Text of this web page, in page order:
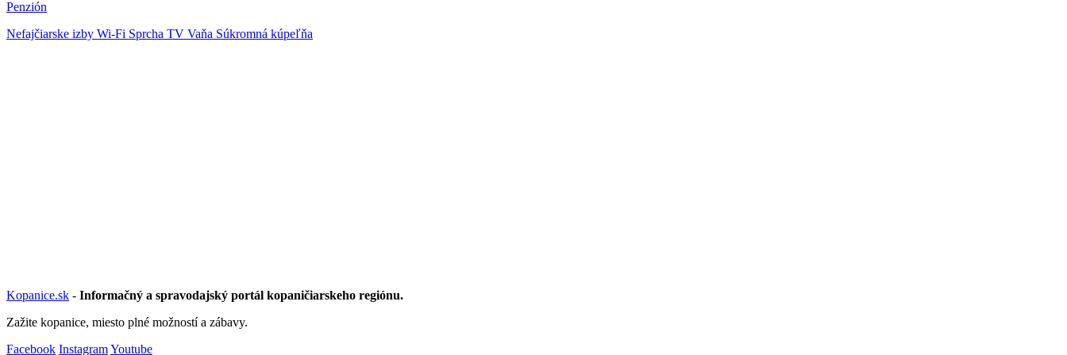
Penzión
Nefajčiarske izby Wi-Fi Sprcha TV Vaňa Súkromná kúpeľňa
Kopanice.sk - Informačný a spravodajský portál kopaničiarskeho regiónu.
Zažite kopanice, miesto plné možností a zábavy.
Facebook InstagramYoutube